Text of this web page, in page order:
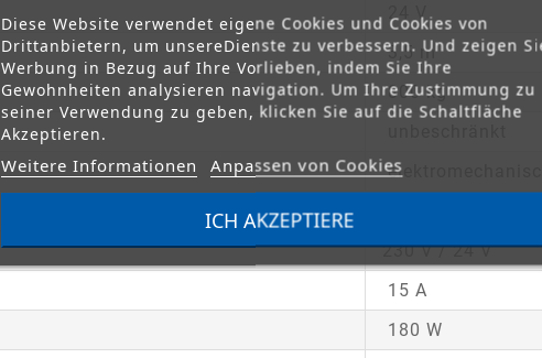
24 V
3,5 m
800 kg
elektromechanisch
TECHNISCHE ANTRIEBSDATEN:
230 V / 24 V
15 A
180 W
Diese Website verwendet eigene Cookies und Cookies von
Drittanbietern, um unsereDienste zu verbessern. Und zeigen
Werbung in Bezug auf Ihre Vorlieben, indem Sie Ihre
Gewohnheiten analysieren navigation. Um Ihre Zustimmung zu
seiner Verwendung zu geben, klicken Sie auf die Schaltfläche
Akzeptieren.
Weitere Informationen Anpassen von Cookies
ICH AKZEPTIERE